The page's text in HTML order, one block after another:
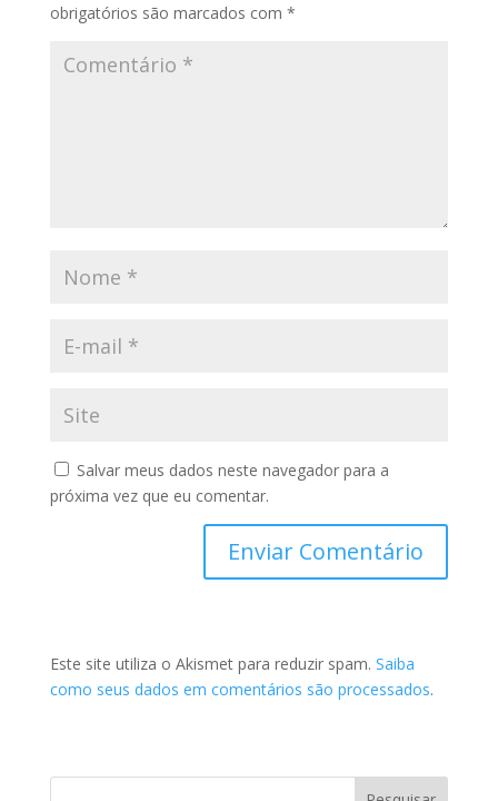
obrigatórios são marcados com *
Salvar meus dados neste navegador para a
próxima vez que eu comentar.
Este site utiliza o Akismet para reduzir spam. Saiba
como seus dados em comentários são processados.